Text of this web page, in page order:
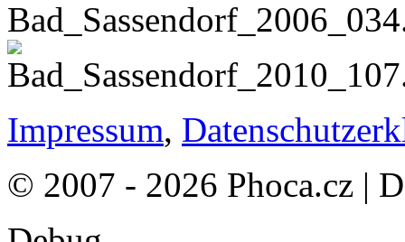
Impressum,
© 2007 - 2026 Phoca.cz |